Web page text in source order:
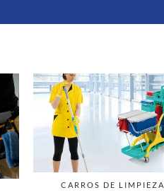
CARROS DE LIMPIEZA